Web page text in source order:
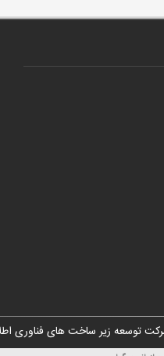
توسعه زیر ساخت های فناوری